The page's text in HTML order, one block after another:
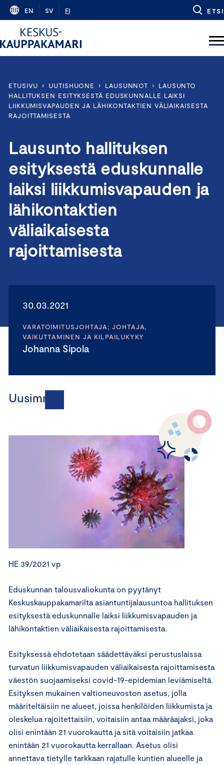
Skip
content
EN SV FI ETSI
ETUSIVU › UUTISHUONE › LAUSUNNOT ›
LAUSUNTO
HALLITUKSEN ESITYKSESTÄ EDUSKUNNALLE LAIKSI
LIIKKUMISVAPAUDEN JA LÄHIKONTAKTIEN VÄLIAIKAISESTA
RAJOITTAMISESTA
Lausunto hallituksen
esityksestä eduskunnalle
laiksi liikkumisvapauden ja
lähikontaktien
väliaikaisesta
rajoittamisesta
30.03.2021
VARATOIMITUSJOHTAJA; JOHTAJA,
VAIKUTTAMINEN JA KILPAILUKYKY
Johanna Sipola
Uusimmat
HE 39/2021 vp
Eduskunnan talousvaliokunta on pyytänyt
Keskuskauppakamarilta asiantuntijalausuntoa hallituksen
esityksestä eduskunnalle laiksi liikkumisvapauden ja
lähikontaktien väliaikaisesta rajoittamisesta.
Esityksessä ehdotetaan säädettäväksi perustuslaissa
turvatun liikkumisvapauden väliaikaisesta rajoittamisesta
väestön suojaamiseksi covid-19-epidemian leviämiseltä.
Esityksen mukainen valtioneuvoston asetus, jolla
määriteltäisiin ne alueet, joissa henkilöiden liikkumista ja
oleskelua rajoitettaisiin, voitaisiin antaa määräajaksi, joka
olisi enintään 21 vuorokautta ja sitä voitaisiin jatkaa
enintään 21 vuorokautta kerrallaan. Asetus olisi
annettava tietylle tarkkaan rajatulle kuntien alueelle ja